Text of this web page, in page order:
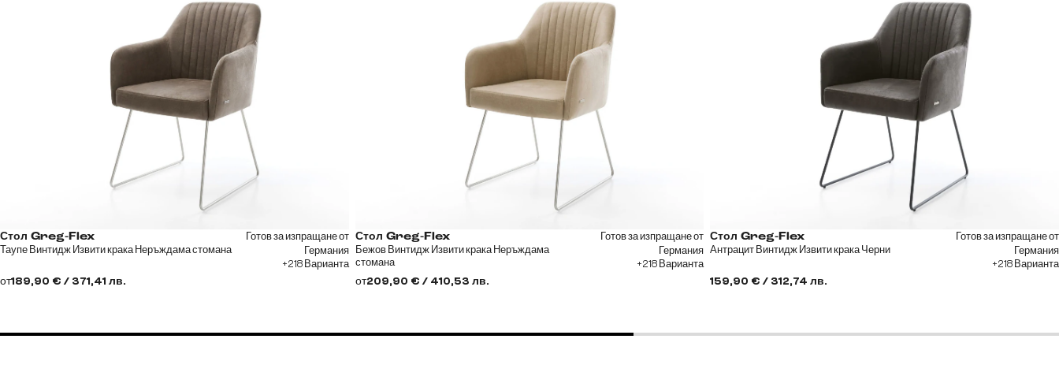
Стол Greg-Flex
Таупе Винтидж Извити крака Неръждама стомана
от189,90 € / 371,41 лв.
Готов за изпращане от
Германия
+218 Варианта
Стол Greg-Flex
Бежов Винтидж Извити крака Неръждама
стомана
от209,90 € / 410,53 лв.
Готов за изпращане от
Германия
+218 Варианта
Стол Greg-Flex
Антрацит Винтидж Извити крака Черни
159,90 € / 312,74 лв.
Готов за изпращане от
Германия
+218 Варианта